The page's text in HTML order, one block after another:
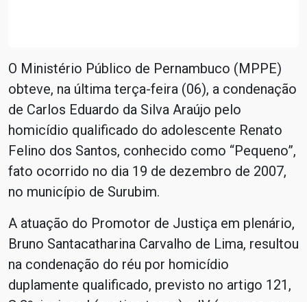
O Ministério Público de Pernambuco (MPPE)
obteve, na última terça-feira (06), a condenação
de Carlos Eduardo da Silva Araújo pelo
homicídio qualificado do adolescente Renato
Felino dos Santos, conhecido como “Pequeno”,
fato ocorrido no dia 19 de dezembro de 2007,
no município de Surubim.
A atuação do Promotor de Justiça em plenário,
Bruno Santacatharina Carvalho de Lima, resultou
na condenação do réu por homicídio
duplamente qualificado, previsto no artigo 121,